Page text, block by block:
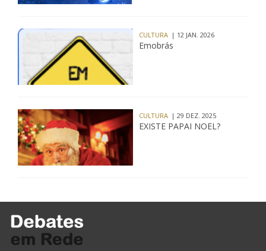
CULTURA | 12 JAN. 2026
Emobrás
CULTURA | 29 DEZ. 2025
EXISTE PAPAI NOEL?